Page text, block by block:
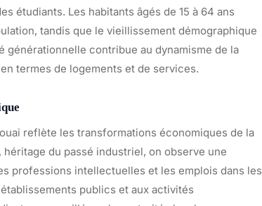
étudiants. Les habitants âgés de 15 à 64 ans
tandis que le vieillissement démographique
générationnelle contribue au dynamisme de la
termes de logements et de services.
reflète les transformations économiques de la
du passé industriel, on observe une
professions intellectuelles et les emplois dans les
publics et aux activités